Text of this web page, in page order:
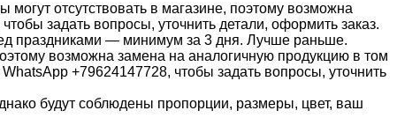
отсутствовать в магазине, поэтому возможна
задать вопросы, уточнить детали, оформить заказ.
праздниками — минимум за 3 дня. Лучше раньше.
возможна замена на аналогичную продукцию в том
+79624147728, чтобы задать вопросы, уточнить
будут соблюдены пропорции, размеры, цвет, ваш